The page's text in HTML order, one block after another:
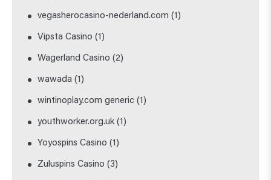
vegasherocasino-nederland.com (1)
Vipsta Casino (1)
Wagerland Casino (2)
wawada (1)
wintinoplay.com generic (1)
youthworker.org.uk (1)
Yoyospins Casino (1)
Zuluspins Casino (3)